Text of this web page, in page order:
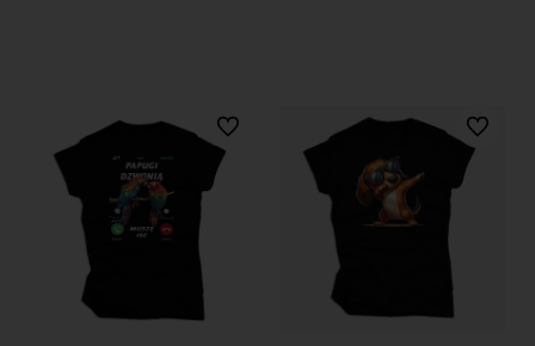
Do ulubionych Do